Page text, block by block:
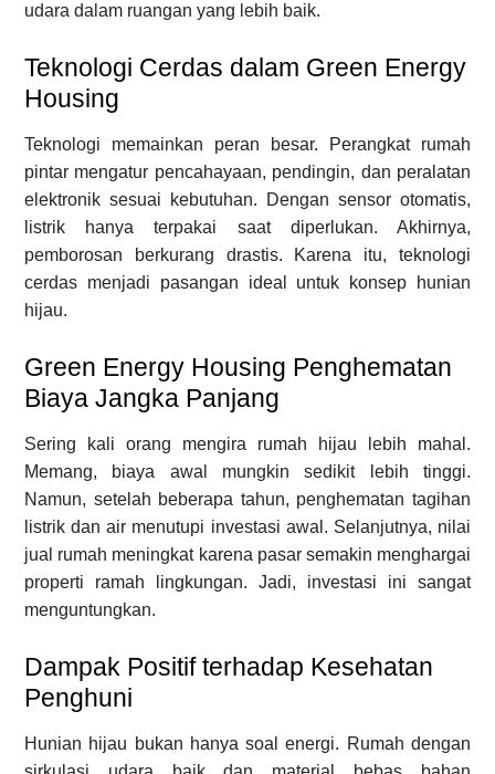
udara dalam ruangan yang lebih baik.
Teknologi Cerdas dalam Green Energy
Housing
Teknologi memainkan peran besar. Perangkat rumah
pintar mengatur pencahayaan, pendingin, dan peralatan
elektronik sesuai kebutuhan. Dengan sensor otomatis,
listrik hanya terpakai saat diperlukan. Akhirnya,
pemborosan berkurang drastis. Karena itu, teknologi
cerdas menjadi pasangan ideal untuk konsep hunian
hijau.
Green Energy Housing Penghematan
Biaya Jangka Panjang
Sering kali orang mengira rumah hijau lebih mahal.
Memang, biaya awal mungkin sedikit lebih tinggi.
Namun, setelah beberapa tahun, penghematan tagihan
listrik dan air menutupi investasi awal. Selanjutnya, nilai
jual rumah meningkat karena pasar semakin menghargai
properti ramah lingkungan. Jadi, investasi ini sangat
menguntungkan.
Dampak Positif terhadap Kesehatan
Penghuni
Hunian hijau bukan hanya soal energi. Rumah dengan